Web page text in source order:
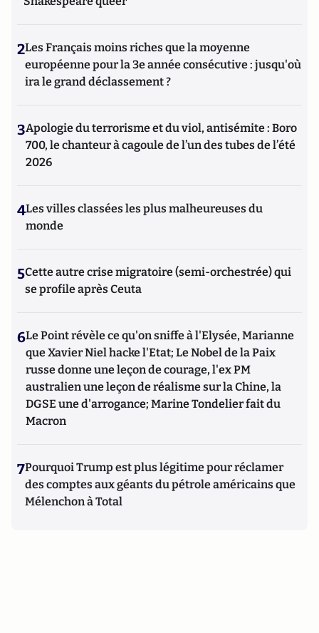
2Les Français moins riches que la moyenne
européenne pour la 3e année consécutive : jusqu'où
ira le grand déclassement ?
3Apologie du terrorisme et du viol, antisémite : Boro
700, le chanteur à cagoule de l’un des tubes de l’été
2026
4Les villes classées les plus malheureuses du
monde
5Cette autre crise migratoire (semi-orchestrée) qui
se profile après Ceuta
6Le Point révèle ce qu'on sniffe à l'Elysée, Marianne
que Xavier Niel hacke l'Etat; Le Nobel de la Paix
russe donne une leçon de courage, l'ex PM
australien une leçon de réalisme sur la Chine, la
DGSE une d'arrogance; Marine Tondelier fait du
Macron
7Pourquoi Trump est plus légitime pour réclamer
des comptes aux géants du pétrole américains que
Mélenchon à Total